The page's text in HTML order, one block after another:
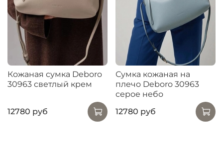
Кожаная сумка Deboro
30963 светлый крем
12780 руб
Сумка кожаная на
плечо Deboro 30963
серое небо
12780 руб